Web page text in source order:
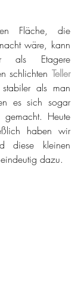
Fläche, die
wäre, kann
als Etagere
schlichten Teller
als man
es sich sogar
gemacht. Heute
haben wir
diese kleinen
dazu.